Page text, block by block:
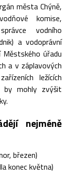
města Chýně,
komise,
vodního
a vodoprávní
úřadu
a v záplavových
ležících
by mohly zvýšit
nejméně
březen)
konec května)